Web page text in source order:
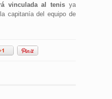
vinculada al tenis ya
capitanía del equipo de